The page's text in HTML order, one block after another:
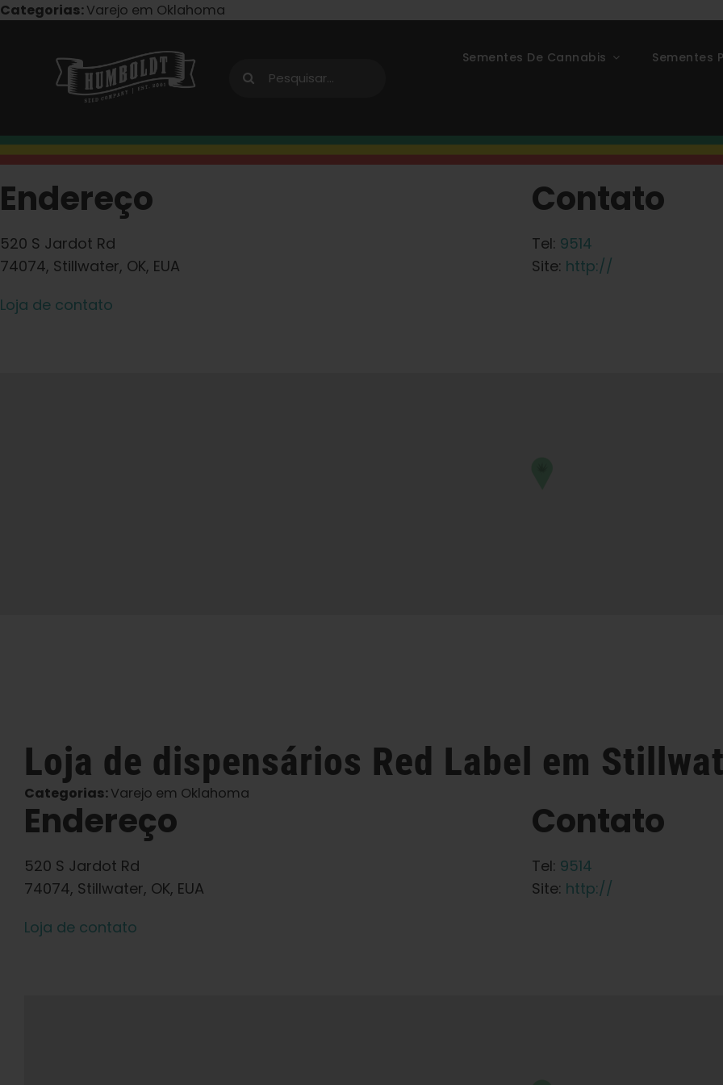
Pular
conteúdo
Categorias:Varejo em Oklahoma
Procurar
Sementes De Cannabis Sementes
Endereço
520 S Jardot Rd
74074, Stillwater, OK, EUA
Contato
Tel: 9514
Site: http://
Loja de contato
Loja de dispensários Red Label em
Categorias:Varejo em Oklahoma
Endereço
520 S Jardot Rd
74074, Stillwater, OK, EUA
Contato
Tel: 9514
Site: http://
Loja de contato